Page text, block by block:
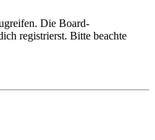
Die Board-
registrierst. Bitte beachte